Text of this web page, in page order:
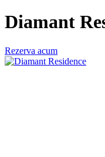
Diamant
Rezerva acum